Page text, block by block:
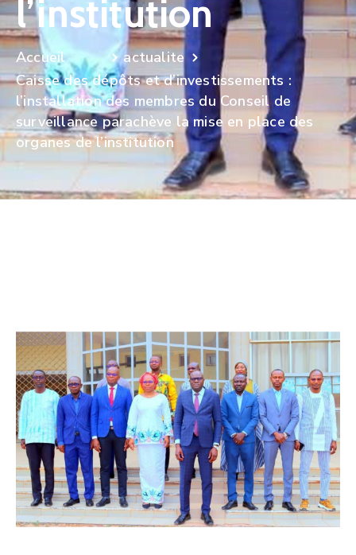
l’institution
actualite
Caisse des dépôts et d’investissements :
l’installation des membres du Conseil de
surveillance parachève la mise en place des
organes de l’institution